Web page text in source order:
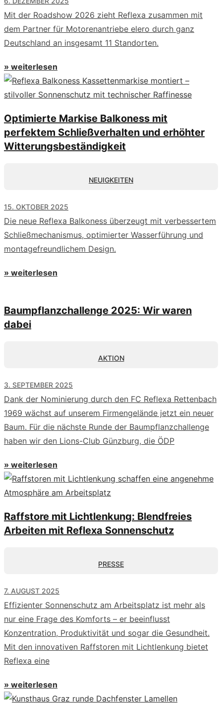
Mit der Roadshow 2026 zieht Reflexa zusammen mit
dem Partner für Motorenantriebe elero durch ganz
Deutschland an insgesamt 11 Standorten.
» weiterlesen
Optimierte Markise Balkoness mit
perfektem Schließverhalten und erhöhter
Witterungsbeständigkeit
NEUIGKEITEN
15. OKTOBER 2025
Die neue Reflexa Balkoness überzeugt mit verbessertem
Schließmechanismus, optimierter Wasserführung und
montagefreundlichem Design.
» weiterlesen
Baumpflanzchallenge 2025: Wir waren
dabei
AKTION
3. SEPTEMBER 2025
Dank der Nominierung durch den FC Reflexa Rettenbach
1969 wächst auf unserem Firmengelände jetzt ein neuer
Baum. Für die nächste Runde der Baumpflanzchallenge
haben wir den Lions-Club Günzburg, die ÖDP
» weiterlesen
Raffstore mit Lichtlenkung: Blendfreies
Arbeiten mit Reflexa Sonnenschutz
PRESSE
7. AUGUST 2025
Effizienter Sonnenschutz am Arbeitsplatz ist mehr als
nur eine Frage des Komforts – er beeinflusst
Konzentration, Produktivität und sogar die Gesundheit.
Mit den innovativen Raffstoren mit Lichtlenkung bietet
Reflexa eine
» weiterlesen